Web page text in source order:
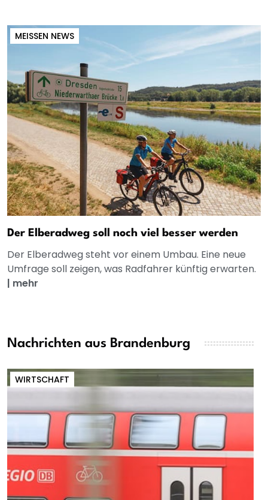
MEISSEN NEWS
Der Elberadweg soll noch viel besser werden
Der Elberadweg steht vor einem Umbau. Eine neue
Umfrage soll zeigen, was Radfahrer künftig erwarten.
| mehr
Nachrichten aus Brandenburg
WIRTSCHAFT